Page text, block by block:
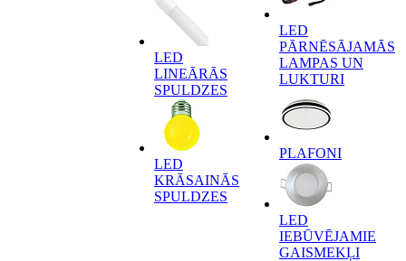
LED
LINEĀRĀS
SPULDZES
LED
KRĀSAINĀS
SPULDZES
LED
PĀRNĒSĀJAMĀS
LAMPAS UN
LUKTURI
PLAFONI
LED
IEBŪVĒJAMIE
GAISMEKĻI